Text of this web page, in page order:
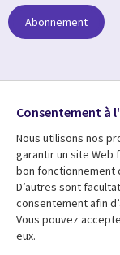
Ressources
Articles
Abonnement
Suivez-nous
Social
Media
Global
FR
Consentement à
Nous utilisons nos
garantir un site Web
bon fonctionnement
D’autres sont
consentement afin
Vous pouvez
eux.